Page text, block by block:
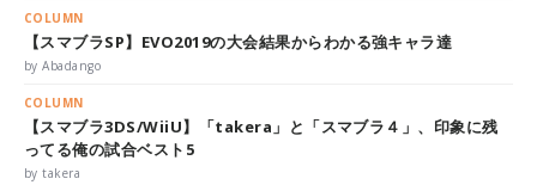
COLUMN
【スマブラSP】EVO2019の大会結果からわかる強キャラ達
by Abadango
COLUMN
【スマブラ3DS/WiiU】「takera」と「スマブラ４」、印象に残
ってる俺の試合ベスト5
by takera